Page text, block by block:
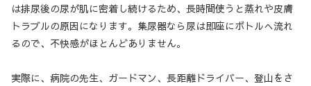
は排尿後の尿が肌に密着し続けるため、長時間使うと蒸れや皮膚
トラブルの原因になります。集尿器なら尿は即座にボトルへ流れ
るので、不快感がほとんどありません。
実際に、病院の先生、ガードマン、長距離ドライバー、登山をさ